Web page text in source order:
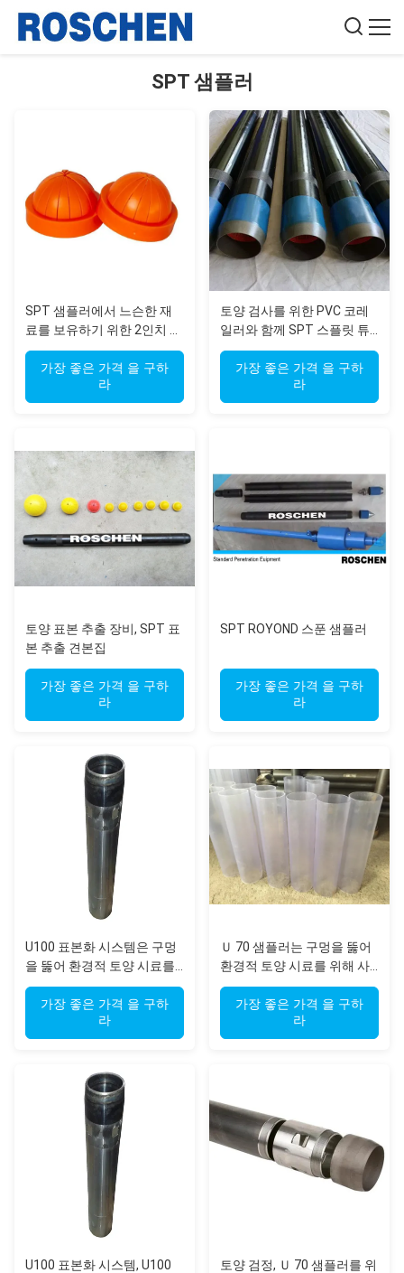
SPT 샘플러
SPT 샘플러에서 느슨한 재
료를 보유하기 위한 2인치 크
기 얇은 플라스틱 토양 코어
캐처가장 좋은 가격 을 구하
라
토양 검사를 위한 PVC 코레
일러와 함께 SPT 스플릿 튜
브 샘플러
가장 좋은 가격 을 구하
라
토양 표본 추출 장비, SPT 표
본 추출 견본집
가장 좋은 가격 을 구하
라
SPT ROYOND 스푼 샘플러
가장 좋은 가격 을 구하
라
U100 표본화 시스템은 구멍
을 뚫어 환경적 토양 시료를
위해 사용되었습니다
가장 좋은 가격 을 구하
라
Ｕ 70 샘플러는 구멍을 뚫어
환경적 토양 시료를 위해 사
용했습니다
가장 좋은 가격 을 구하
라
U100 표본화 시스템, U100
토양 검정, Ｕ 70 샘플러를 위